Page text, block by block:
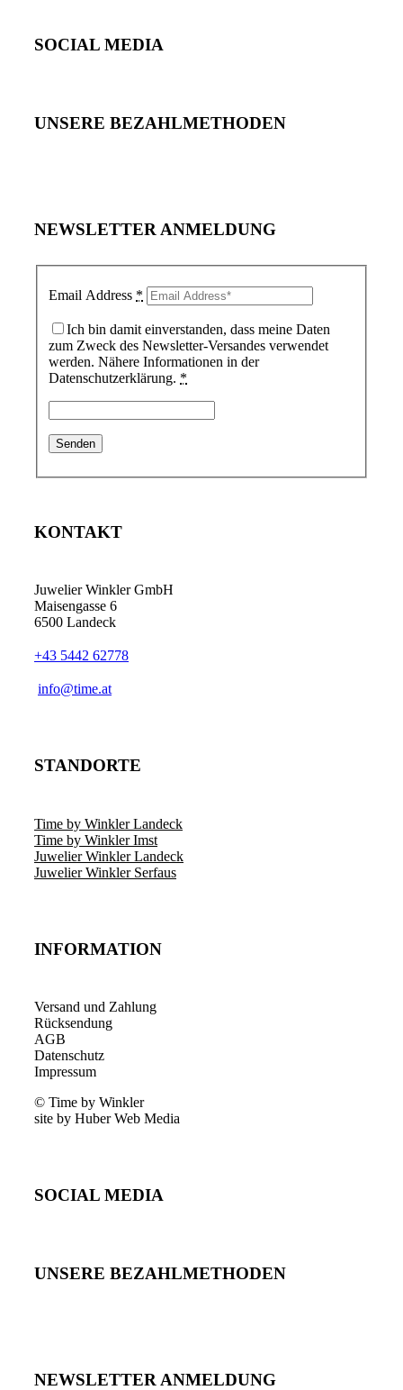
SOCIAL MEDIA
UNSERE BEZAHLMETHODEN
NEWSLETTER ANMELDUNG
Email Address *
Ich bin damit einverstanden, dass meine Daten
zum Zweck des Newsletter-Versandes verwendet
werden. Nähere Informationen in der
Datenschutzerklärung. *
KONTAKT
Juwelier Winkler GmbH
Maisengasse 6
6500 Landeck
+43 5442 62778
info@time.at
STANDORTE
Time by Winkler Landeck
Time by Winkler Imst
Juwelier Winkler Landeck
Juwelier Winkler Serfaus
INFORMATION
Versand und Zahlung
Rücksendung
AGB
Datenschutz
Impressum
© Time by Winkler
site by Huber Web Media
SOCIAL MEDIA
UNSERE BEZAHLMETHODEN
NEWSLETTER ANMELDUNG